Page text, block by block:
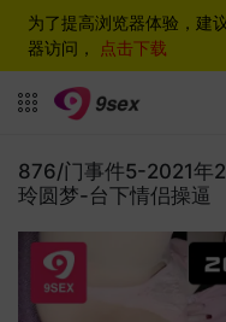
为了提高浏览器体验，建
器访问， 点击下载
876/门事件5-2021年
玲圆梦-台下情侣操逼